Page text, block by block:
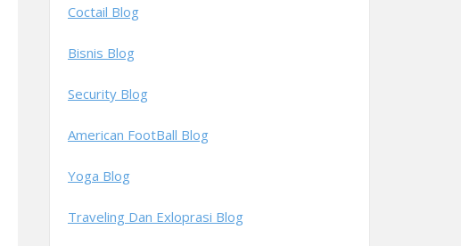
Coctail Blog
Bisnis Blog
Security Blog
American FootBall Blog
Yoga Blog
Traveling Dan Exloprasi Blog